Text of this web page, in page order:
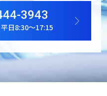
3943
日8:30～17:15